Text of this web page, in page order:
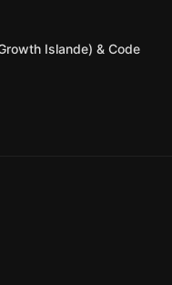
Islande) & Code